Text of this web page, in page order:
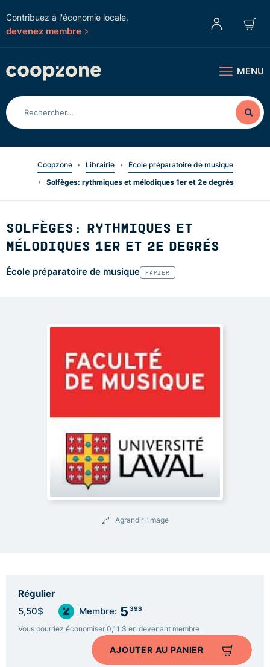
Contribuez à l'économie locale,
devenez membre
MENU
Coopzone Librairie
École préparatoire de musique
Solfèges: rythmiques et mélodiques 1er et 2e degrés
SOLFÈGES: RYTHMIQUES ET
MÉLODIQUES 1ER ET 2E DEGRÉS
École préparatoire de musique PAPIER
Agrandir l’image
Régulier
5,50$ Membre: 5 39$
Vous pourriez économiser 0,11 $ en devenant membre
AJOUTER AU PANIER